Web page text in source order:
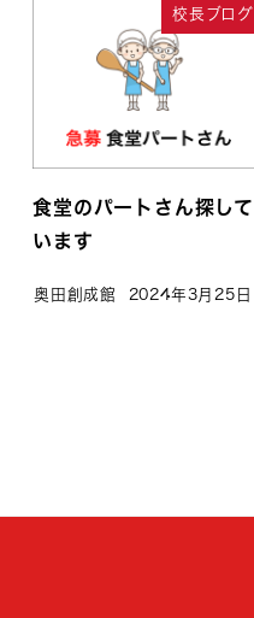
校長ブログ
食堂のパートさん探して
います
奥田創成館 2024年3月25日